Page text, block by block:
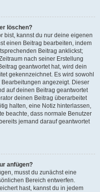
löschen?
bist, kannst du nur deine eigenen
einen Beitrag bearbeiten, indem
Beitrag anklickst;
nach seiner Erstellung
geantwortet hat, wird dein
gekennzeichnet. Es wird sowohl
angezeigt. Dieser
auf deinen Beitrag geantwortet
deinen Beitrag überarbeitet
halten, eine Notiz hinterlassen,
beachte, dass normale Benutzer
jemand darauf geantwortet
anfügen?
musst du zunächst eine
Bereich entwerfen.
hast, kannst du in jedem